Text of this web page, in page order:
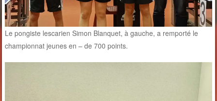
Le pongiste lescarien Simon Blanquet, à gauche, a remporté le
championnat jeunes en – de 700 points.